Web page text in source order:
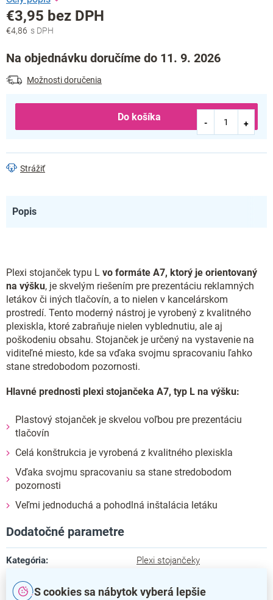
S cookies sa nábytok vyberá lepšie
€4,86
€3,95 bez DPH
Jednotková
Na objednávku doručíme do 11. 9. 2026
Možnosti doručenia
Do košíka
Strážiť
Popis
Plexi stojanček typu L vo formáte A7, ktorý je orientovaný
na výšku, je skvelým riešením pre prezentáciu reklamných
letákov či iných tlačovín, a to nielen v kancelárskom
prostredí. Tento moderný nástroj je vyrobený z kvalitného
plexiskla, ktoré zabraňuje nielen vyblednutiu, ale aj
poškodeniu obsahu. Stojanček je určený na vystavenie na
viditeľné miesto, kde sa vďaka svojmu spracovaniu ľahko
stane stredobodom pozornosti.
Hlavné prednosti plexi stojančeka A7, typ L na výšku:
Plastový stojanček je skvelou voľbou pre prezentáciu
tlačovín
Celá konštrukcia je vyrobená z kvalitného plexiskla
Vďaka svojmu spracovaniu sa stane stredobodom
pozornosti
Veľmi jednoduchá a pohodlná inštalácia letáku
Dodatočné parametre
Kategória: Plexi stojančeky
Farba: